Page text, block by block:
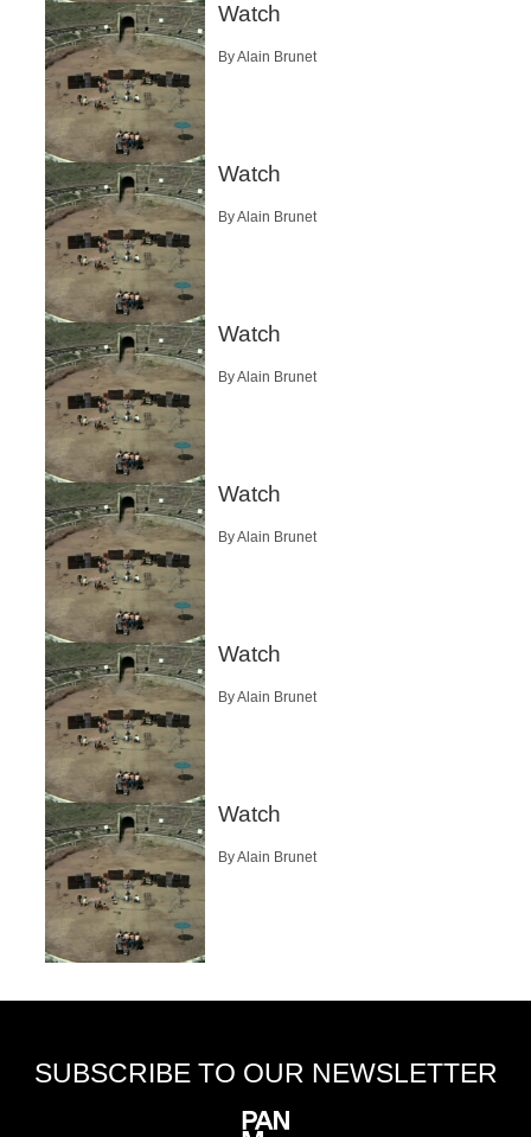
Watch
By Alain Brunet
Watch
By Alain Brunet
Watch
By Alain Brunet
Watch
By Alain Brunet
Watch
By Alain Brunet
Watch
By Alain Brunet
SUBSCRIBE TO OUR NEWSLETTER